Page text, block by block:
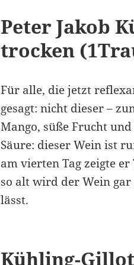
Peter Jakob
trocken
Für alle, die jetzt
gesagt: nicht dieser –
Mango, süße Frucht
Säure: dieser Wein ist
am vierten Tag zeigte
so alt wird der Wein
lässt.
Kühling-